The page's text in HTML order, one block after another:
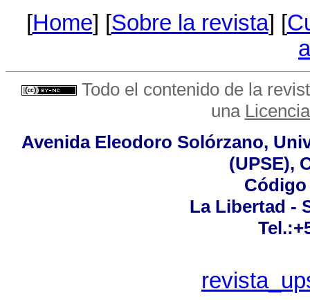
[Home] [Sobre la revista] [
Todo el contenido de la
una
Avenida Eleodoro Solórzano,
(UPSE),
La Libertad -